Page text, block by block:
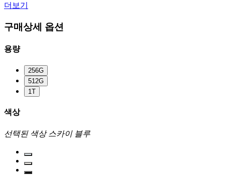
더보기
구매상세 옵션
용량
256G
512G
1T
색상
선택된 색상 스카이 블루